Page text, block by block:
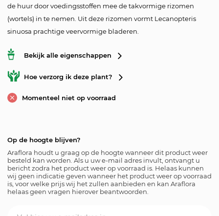
de huur door voedingsstoffen mee de takvormige rizomen
(wortels) in te nemen. Uit deze rizomen vormt Lecanopteris
sinuosa prachtige veervormige bladeren.
Bekijk alle eigenschappen
Hoe verzorg ik deze plant?
Momenteel niet op voorraad
Op de hoogte blijven?
Araflora houdt u graag op de hoogte wanneer dit product weer
besteld kan worden. Als u uw e-mail adres invult, ontvangt u
bericht zodra het product weer op voorraad is. Helaas kunnen
wij geen indicatie geven wanneer het product weer op voorraad
is, voor welke prijs wij het zullen aanbieden en kan Araflora
helaas geen vragen hierover beantwoorden.